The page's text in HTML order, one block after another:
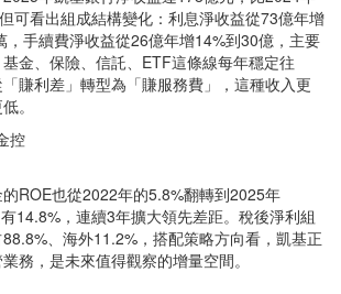
可看出組成結構變化：利息淨收益從73億年增
手續費淨收益從26億年增14%到30億，主要
金、保險、信託、ETF這條線每年穩定往
「賺利差」轉型為「賺服務費」，這種收入更
。
控
ROE也從2022年的5.8%翻轉到2025年
14.8%，連續3年擴大領先差距。稅後淨利組
、海外11.2%，搭配策略方向看，凱基正
務，是未來值得觀察的增量空間。